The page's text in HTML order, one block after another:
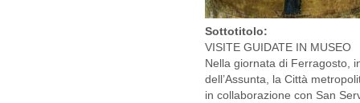
Sottotitolo:
VISITE GUIDATE IN MUSEO
Nella giornata di Ferragosto,
dell’Assunta, la Città
in collaborazione con San